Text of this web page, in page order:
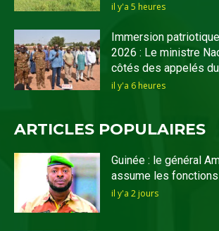
il y'a 5 heures
Immersion
2026 : Le ministre
côtés des appelés
il y'a 6 heures
ARTICLES POPULAIRES
Guinée : le général
assume les
il y'a 2 jours